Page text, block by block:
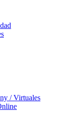
/ Virtuales